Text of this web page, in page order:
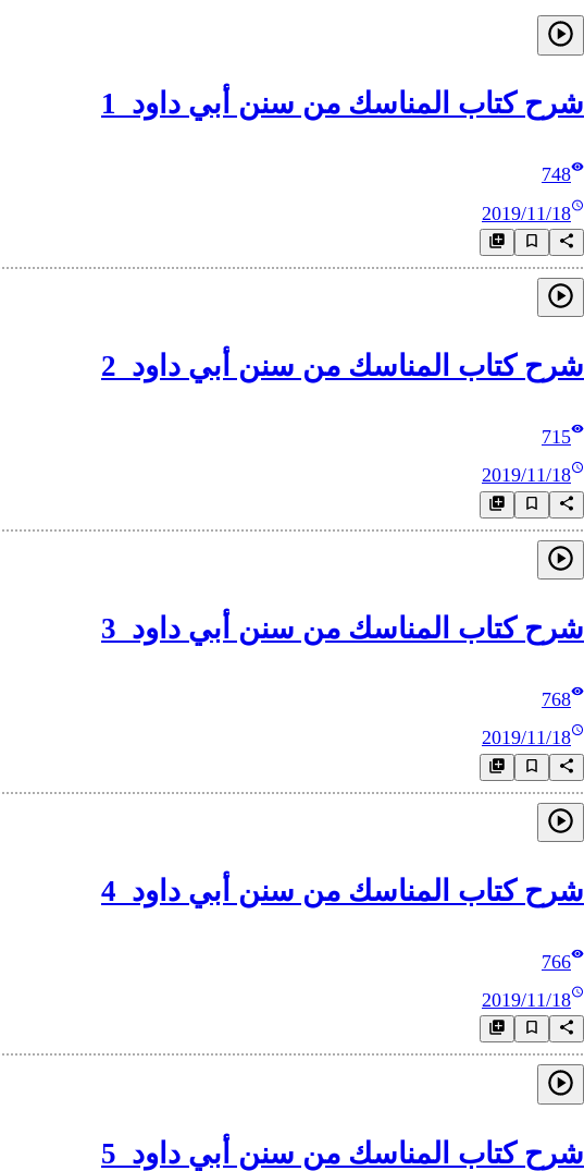
شرح كتاب المناسك من سنن أبي داود_1
748
2019/11/18
شرح كتاب المناسك من سنن أبي داود_2
715
2019/11/18
شرح كتاب المناسك من سنن أبي داود_3
768
2019/11/18
شرح كتاب المناسك من سنن أبي داود_4
766
2019/11/18
شرح كتاب المناسك من سنن أبي داود_5